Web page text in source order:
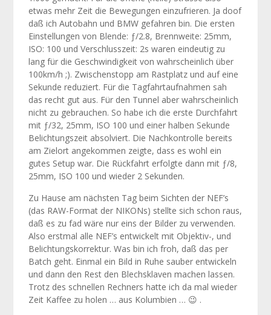
etwas mehr Zeit die Bewegungen einzufrieren. Ja doof
daß ich Autobahn und BMW gefahren bin. Die ersten
Einstellungen von Blende: ƒ/2.8, Brennweite: 25mm,
ISO: 100 und Verschlusszeit: 2s waren eindeutig zu
lang für die Geschwindigkeit von wahrscheinlich über
100km/h ;). Zwischenstopp am Rastplatz und auf eine
Sekunde reduziert. Für die Tagfahrtaufnahmen sah
das recht gut aus. Für den Tunnel aber wahrscheinlich
nicht zu gebrauchen. So habe ich die erste Durchfahrt
mit ƒ/32, 25mm, ISO 100 und einer halben Sekunde
Belichtungszeit absolviert. Die Nachkontrolle bereits
am Zielort angekommen zeigte, dass es wohl ein
gutes Setup war. Die Rückfahrt erfolgte dann mit ƒ/8,
25mm, ISO 100 und wieder 2 Sekunden.
Zu Hause am nächsten Tag beim Sichten der NEF’s
(das RAW-Format der NIKONs) stellte sich schon raus,
daß es zu fad wäre nur eins der Bilder zu verwenden.
Also erstmal alle NEF’s entwickelt mit Objektiv-, und
Belichtungskorrektur. Was bin ich froh, daß das per
Batch geht. Einmal ein Bild in Ruhe sauber entwickeln
und dann den Rest den Blechsklaven machen lassen.
Trotz des schnellen Rechners hatte ich da mal wieder
Zeit Kaffee zu holen … aus Kolumbien … 😉 .